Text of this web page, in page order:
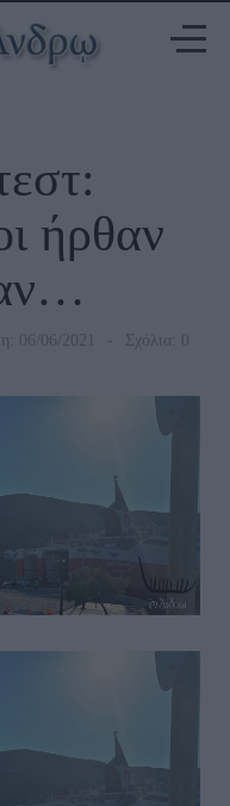
ήρθαν
06/06/2021 Σχόλια: 0